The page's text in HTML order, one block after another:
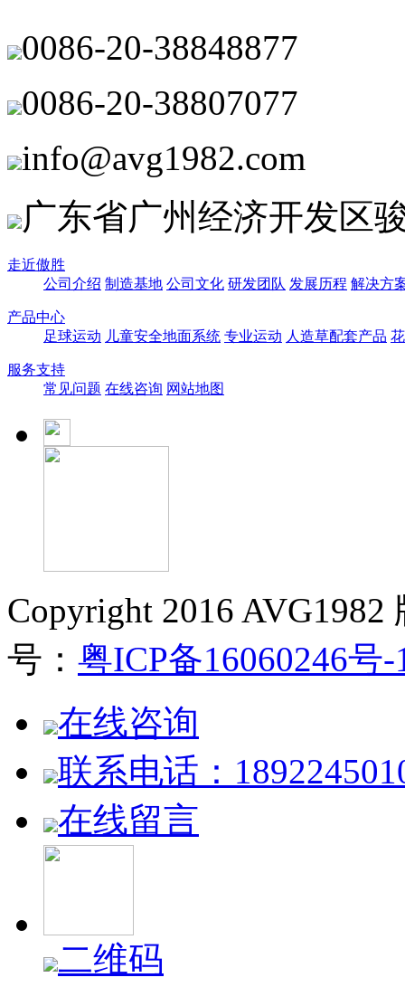
0086-20-38848877
0086-20-38807077
info@avg1982.com
广东省广州经济开发区
走近傲胜
公司介绍 制造基地 公司文化 研发团队 发展历程 解决方
产品中心
足球运动 儿童安全地面系统 专业运动 人造草配套产品
服务支持
常见问题 在线咨询 网站地图
Copyright 2016
号： 粤ICP备16060246号-
在线咨询
联系电话：
在线留言
二维码